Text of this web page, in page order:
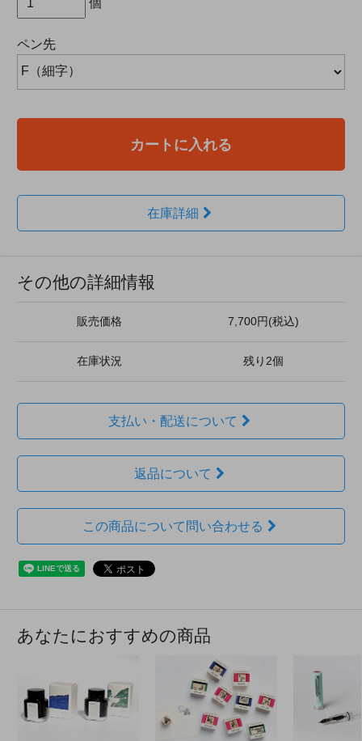
ペン先
カートに入れる
在庫詳細
その他の詳細情報
販売価格 7,700円(税込)
在庫状況 残り2個
支払い・配送について
返品について
この商品について問い合わせる
あなたにおすすめの商品